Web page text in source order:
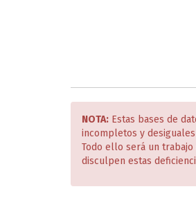
NOTA: Estas bases de
incompletos y
Todo ello será un
disculpen estas